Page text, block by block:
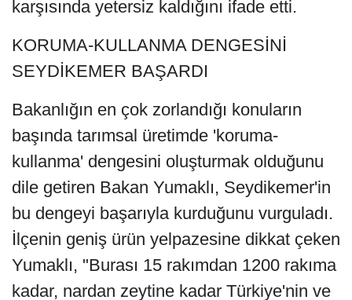
karşısında yetersiz kaldığını ifade etti.
KORUMA-KULLANMA DENGESİNİ
SEYDİKEMER BAŞARDI
Bakanlığın en çok zorlandığı konuların
başında tarımsal üretimde 'koruma-
kullanma' dengesini oluşturmak olduğunu
dile getiren Bakan Yumaklı, Seydikemer'in
bu dengeyi başarıyla kurduğunu vurguladı.
İlçenin geniş ürün yelpazesine dikkat çeken
Yumaklı, "Burası 15 rakımdan 1200 rakıma
kadar, nardan zeytine kadar Türkiye'nin ve